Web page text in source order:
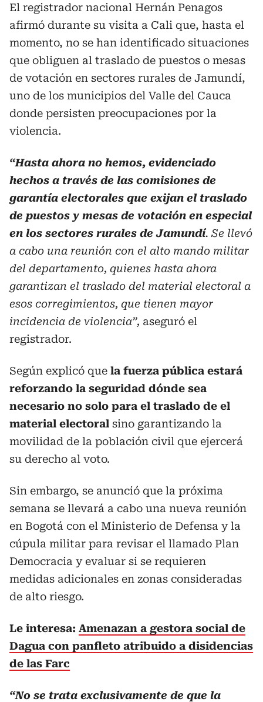
El registrador nacional Hernán Penagos
afirmó durante su visita a Cali que, hasta el
momento, no se han identificado situaciones
que obliguen al traslado de puestos o mesas
de votación en sectores rurales de Jamundí,
uno de los municipios del Valle del Cauca
donde persisten preocupaciones por la
violencia.
“Hasta ahora no hemos, evidenciado
hechos a través de las comisiones de
garantía electorales que exijan el traslado
de puestos y mesas de votación en especial
en los sectores rurales de Jamundí. Se llevó
a cabo una reunión con el alto mando militar
del departamento, quienes hasta ahora
garantizan el traslado del material electoral a
esos corregimientos, que tienen mayor
incidencia de violencia”, aseguró el
registrador.
Según explicó que la fuerza pública estará
reforzando la seguridad dónde sea
necesario no solo para el traslado de el
material electoral sino garantizando la
movilidad de la población civil que ejercerá
su derecho al voto.
Sin embargo, se anunció que la próxima
semana se llevará a cabo una nueva reunión
en Bogotá con el Ministerio de Defensa y la
cúpula militar para revisar el llamado Plan
Democracia y evaluar si se requieren
medidas adicionales en zonas consideradas
de alto riesgo.
Le interesa: Amenazan a gestora social de
Dagua con panfleto atribuido a disidencias
de las Farc
“No se trata exclusivamente de que la